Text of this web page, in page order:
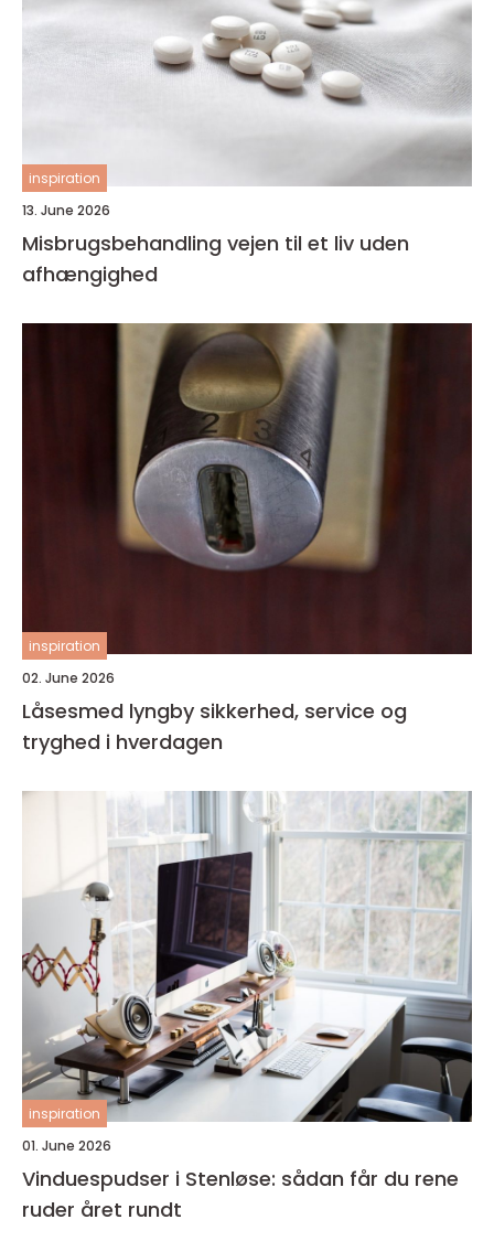
inspiration
13. June 2026
Misbrugsbehandling vejen til et liv uden
afhængighed
inspiration
02. June 2026
Låsesmed lyngby sikkerhed, service og
tryghed i hverdagen
inspiration
01. June 2026
Vinduespudser i Stenløse: sådan får du rene
ruder året rundt